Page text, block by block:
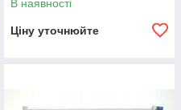
В наявності
Ціну уточнюйте